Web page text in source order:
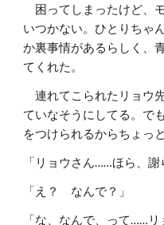
困ってしまったけど、
いつかない。ひとりちゃ
か裏事情があるらしく、
てくれた。
連れてこられたリョウ
ていなそうにしてる。で
をつけられるからちょっ
「リョウさん……ほら、謝
「え？ なんで？」
「な、なんで、って……